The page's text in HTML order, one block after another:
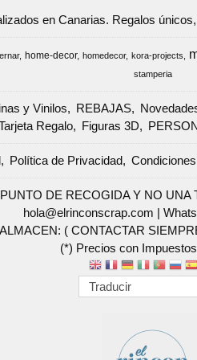
en Canarias. Regalos
home-decor homedecor kora-projects
stamperia
y Vinilos REBAJAS
Regalo Figuras 3D
Política de Privacidad
DE RECOGIDA Y NO
hola@elrinconscrap.com |
( CONTACTAR
(*) Precios con